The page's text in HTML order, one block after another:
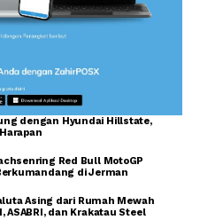
dengan Hyundai Hillstate,
Red Bull MotoGP
di Jerman
Asing dari Rumah Mewah
ASABRI, dan Krakatau Steel